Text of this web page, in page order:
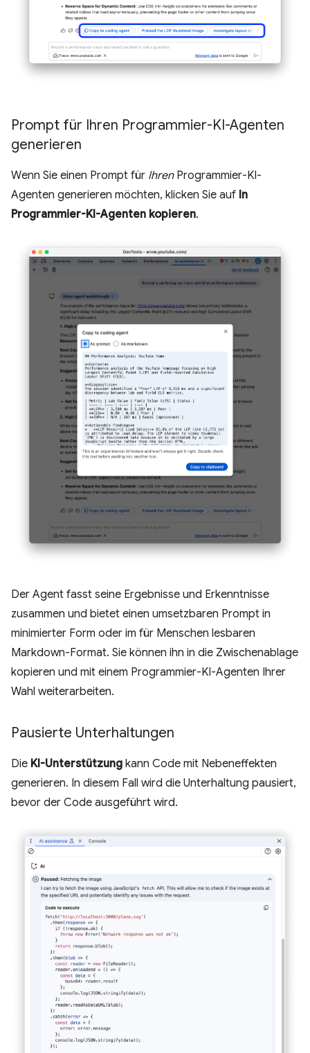
Prompt für Ihren Programmier-KI-Agenten
generieren
Wenn Sie einen Prompt für IhrenProgrammier-KI-
Agenten generieren möchten, klicken Sie auf In
Programmier-KI-Agenten kopieren.
Der Agent fasst seine Ergebnisse und Erkenntnisse
zusammen und bietet einen umsetzbaren Prompt in
minimierter Form oder im für Menschen lesbaren
Markdown-Format. Sie können ihn in die Zwischenablage
kopieren und mit einem Programmier-KI-Agenten Ihrer
Wahl weiterarbeiten.
Pausierte Unterhaltungen
Die KI-Unterstützung kann Code mit Nebeneffekten
generieren. In diesem Fall wird die Unterhaltung pausiert,
bevor der Code ausgeführt wird.